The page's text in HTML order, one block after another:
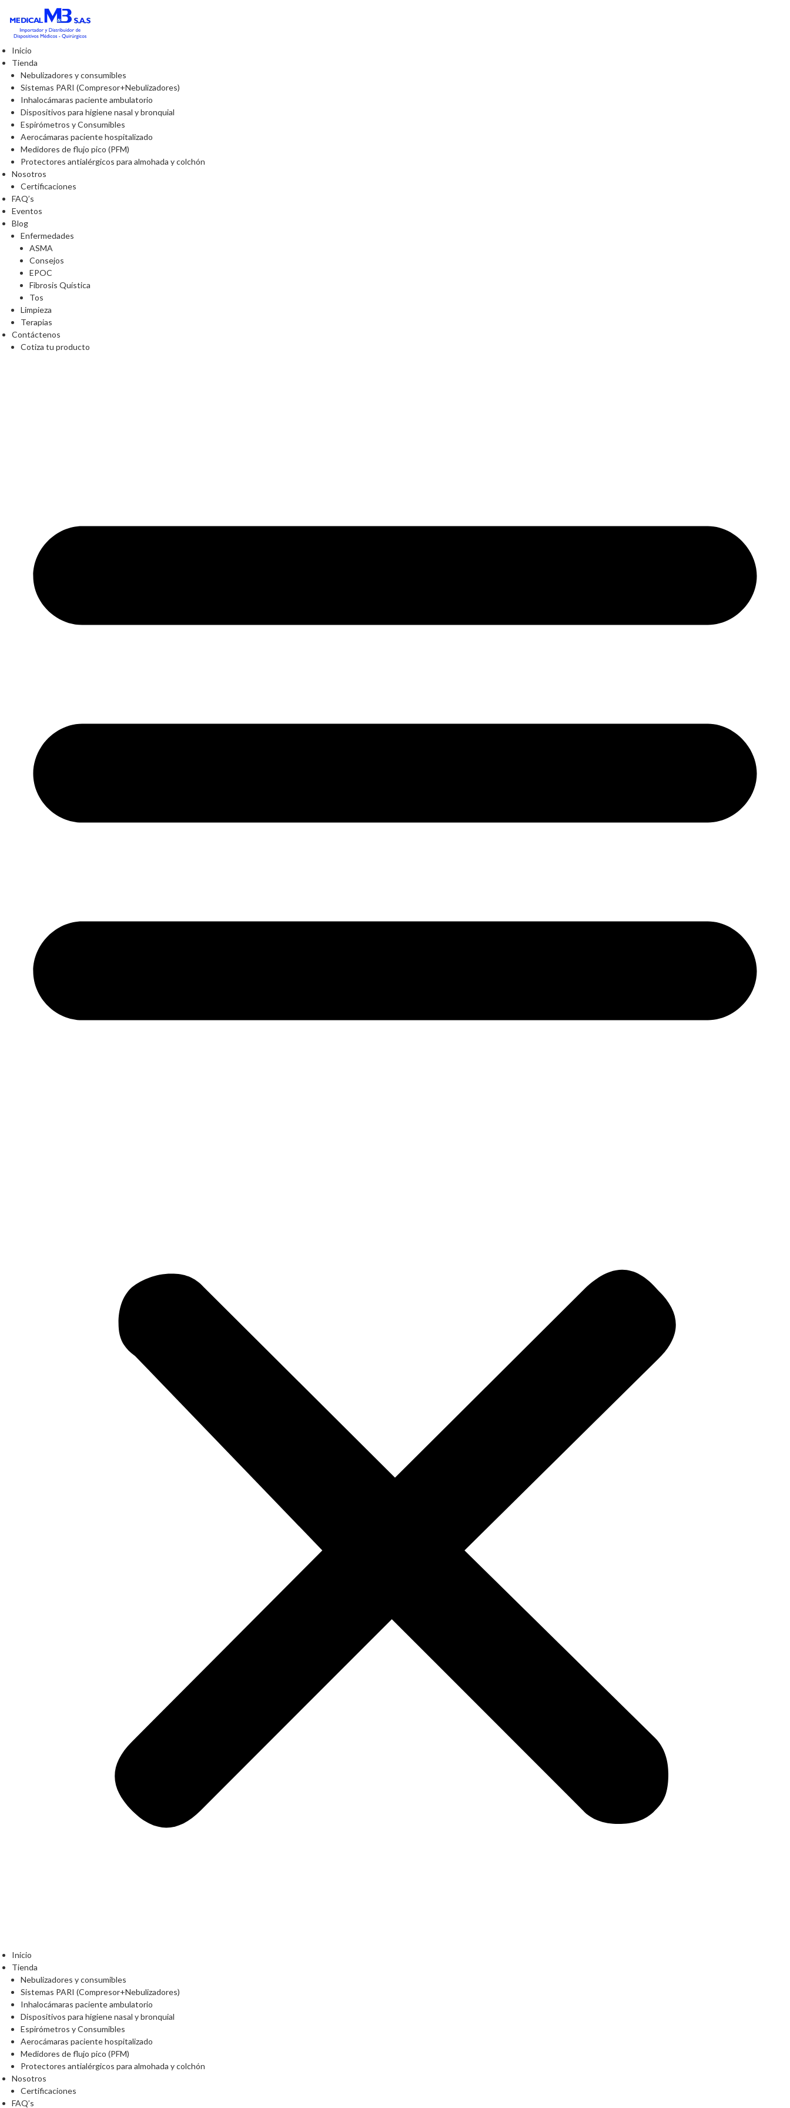
Inicio
Tienda
Nebulizadores y consumibles
Sistemas PARI (Compresor+Nebulizadores)
Inhalocámaras paciente ambulatorio
Dispositivos para higiene nasal y bronquial
Espirómetros y Consumibles
Aerocámaras paciente hospitalizado
Medidores de flujo pico (PFM)
Protectores antialérgicos para almohada y colchón
Nosotros
Certificaciones
FAQ’s
Eventos
Blog
Enfermedades
ASMA
Consejos
EPOC
Fibrosis Quística
Tos
Limpieza
Terapias
Contáctenos
Cotiza tu producto
Inicio
Tienda
Nebulizadores y consumibles
Sistemas PARI (Compresor+Nebulizadores)
Inhalocámaras paciente ambulatorio
Dispositivos para higiene nasal y bronquial
Espirómetros y Consumibles
Aerocámaras paciente hospitalizado
Medidores de flujo pico (PFM)
Protectores antialérgicos para almohada y colchón
Nosotros
Certificaciones
FAQ’s